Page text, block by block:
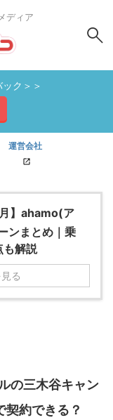
ディア
ク＞＞
運営会社
】ahamo(ア
ンまとめ｜乗
も解説
る
の三木谷キャン
契約できる？